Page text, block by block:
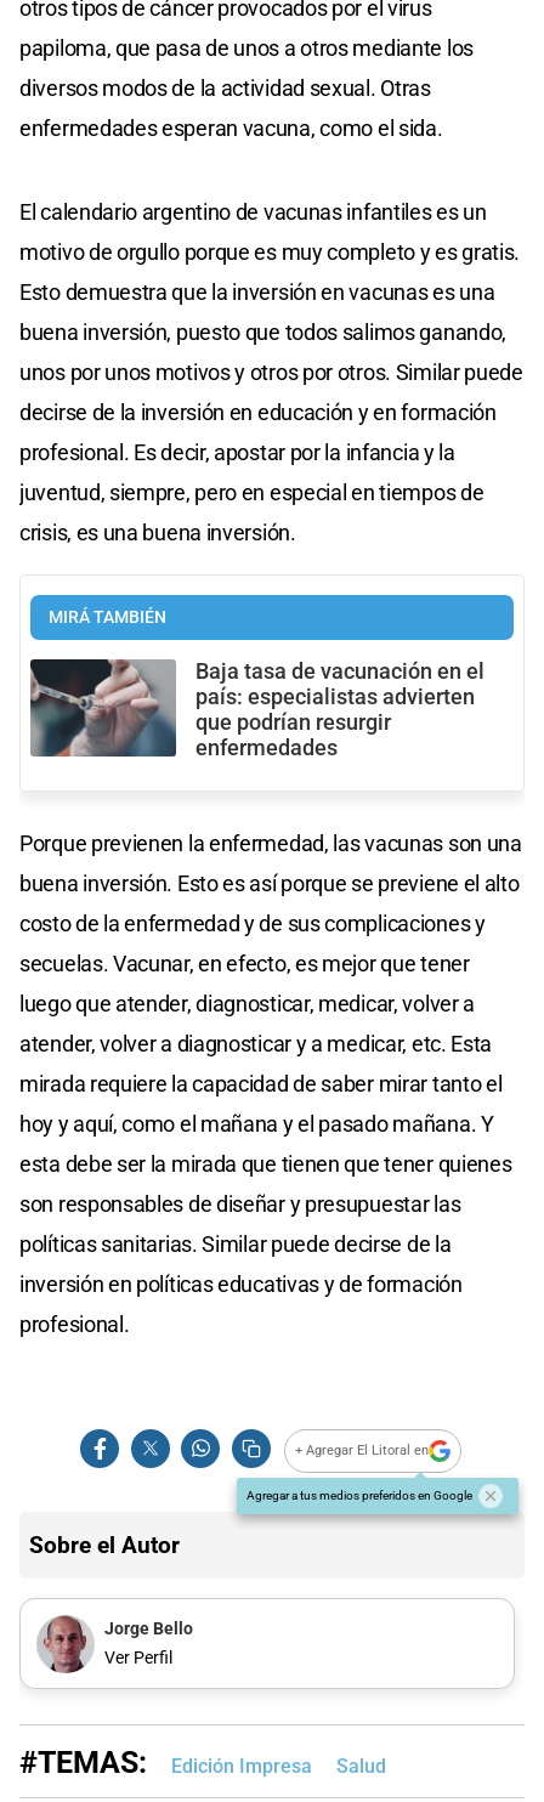
otros tipos de cáncer provocados por el virus
papiloma, que pasa de unos a otros mediante los
diversos modos de la actividad sexual. Otras
enfermedades esperan vacuna, como el sida.
El calendario argentino de vacunas infantiles es un
motivo de orgullo porque es muy completo y es gratis.
Esto demuestra que la inversión en vacunas es una
buena inversión, puesto que todos salimos ganando,
unos por unos motivos y otros por otros. Similar puede
decirse de la inversión en educación y en formación
profesional. Es decir, apostar por la infancia y la
juventud, siempre, pero en especial en tiempos de
crisis, es una buena inversión.
MIRÁ TAMBIÉN
Baja tasa de vacunación en el
país: especialistas advierten
que podrían resurgir
enfermedades
Porque previenen la enfermedad, las vacunas son una
buena inversión. Esto es así porque se previene el alto
costo de la enfermedad y de sus complicaciones y
secuelas. Vacunar, en efecto, es mejor que tener
luego que atender, diagnosticar, medicar, volver a
atender, volver a diagnosticar y a medicar, etc. Esta
mirada requiere la capacidad de saber mirar tanto el
hoy y aquí, como el mañana y el pasado mañana. Y
esta debe ser la mirada que tienen que tener quienes
son responsables de diseñar y presupuestar las
políticas sanitarias. Similar puede decirse de la
inversión en políticas educativas y de formación
profesional.
+ Agregar El Litoral en
Agregar a tus medios preferidos en Google
Sobre el Autor
Jorge Bello
Ver Perfil
#TEMAS: Edición Impresa Salud